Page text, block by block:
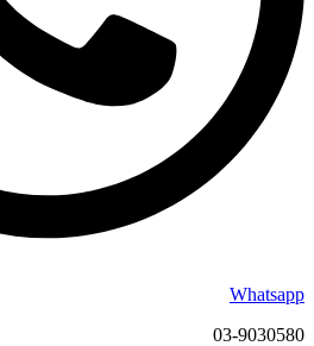
Whatsapp
03-9030580